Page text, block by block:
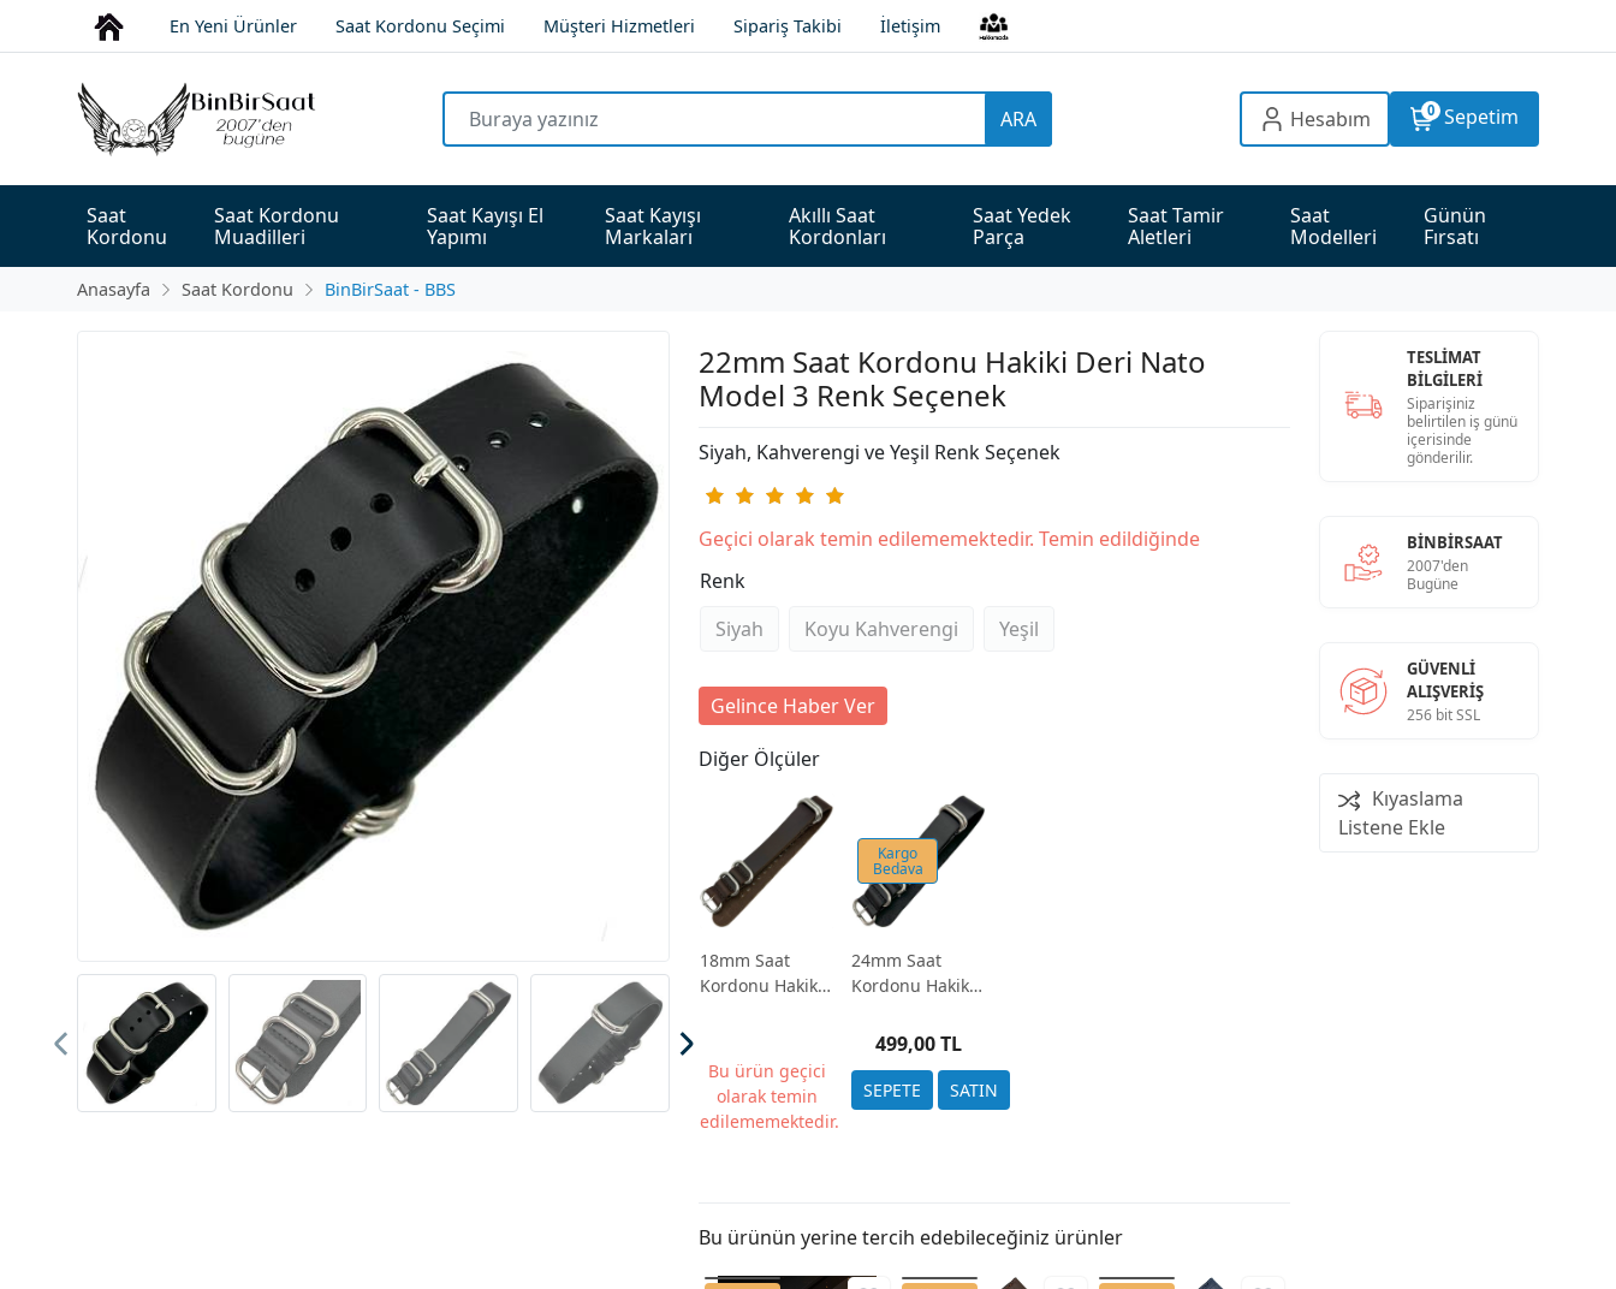
En Yeni Ürünler Saat Kordonu Seçimi Müşteri Hizmetleri Sipariş Takibi İletişim
ARA Hesabım 0 Sepetim
Saat
Kordonu
Saat Kordonu
Muadilleri
Saat Kayışı El
Yapımı
Saat Kayışı
Markaları
Akıllı Saat
Kordonları
Saat Yedek
Parça
Saat Tamir
Aletleri
Saat
Modelleri
Günün
Fırsatı
Anasayfa Saat Kordonu BinBirSaat - BBS
22mm Saat Kordonu Hakiki Deri Nato
Model 3 Renk Seçenek
Siyah, Kahverengi ve Yeşil Renk Seçenek
Geçici olarak temin edilememektedir. Temin edildiğinde
Renk
Siyah
Koyu Kahverengi Yeşil
Gelince Haber Ver
Diğer Ölçüler
18mm Saat
Kordonu Hakiki
Bu ürün geçici
olarak temin
edilememektedir.
24mm Saat
Kordonu Hakiki
5 Renk Seçenek
499,00 TL
Kargo
Bedava
Bu ürünün yerine tercih edebileceğiniz ürünler
TESLİMAT
BİLGİLERİ
Siparişiniz
belirtilen iş günü
içerisinde
gönderilir.
BINBIRSAAT
2007'den
Bugüne
GÜVENLI
ALIŞVERIŞ
256 bit SSL
Kıyaslama
Listene Ekle